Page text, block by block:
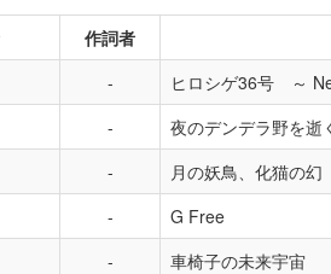
作詞者
ヒロシゲ36号 ～
夜のデンデラ野を逝
月の妖鳥、化猫の幻
G Free
車椅子の未来宇宙